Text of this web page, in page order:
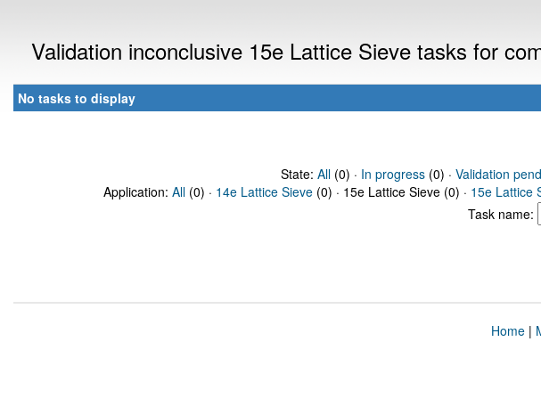
Validation inconclusive 15e Lattice Sieve tasks for
No tasks to display
State: All(0) · In progress(0) · Validation
Application: All (0) · 14e Lattice Sieve (0) · 15e Lattice Sieve (0) · 15e Lattice
Task name:
Home|